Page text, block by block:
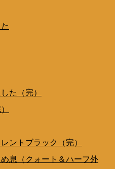
た（完）
ントブラック（完）
息（クォート＆ハーフ外